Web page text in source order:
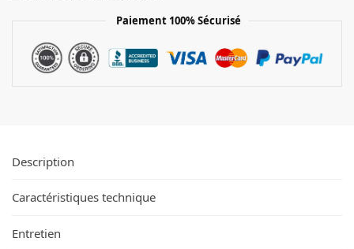
Paiement 100% Sécurisé
Description
Caractéristiques technique
Entretien